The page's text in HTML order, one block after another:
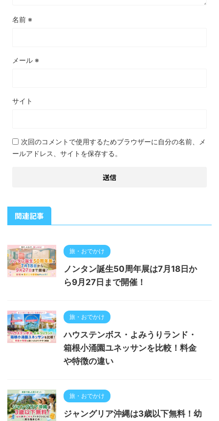
名前 ※
メール ※
サイト
次回のコメントで使用するためブラウザーに自分の名前、メ
ールアドレス、サイトを保存する。
関連記事
旅・おでかけ
ノンタン誕生50周年展は7月18日か
ら9月27日まで開催！
旅・おでかけ
ハウステンボス・よみうりランド・
箱根小涌園ユネッサンを比較！料金
や特徴の違い
旅・おでかけ
ジャングリア沖縄は3歳以下無料！幼